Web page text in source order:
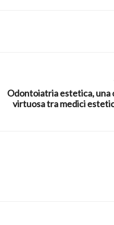
Odontoiatria estetica, una
virtuosa tra medici